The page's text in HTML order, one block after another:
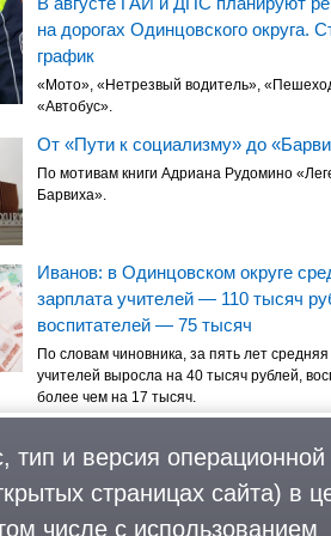
на дорогах Одинцовского округа.
график
«Мото», «Нетрезвый водитель»,
«Автобус».
От «Пути к социализму» до
По мотивам книги Адриана Рудомино
Барвиха».
Иванов: в Одинцовском округе
зарплата учителей — 110 тысяч
воспитателей — 75 тысяч
По словам чиновника, за пять лет
учителей выросла на 40 тысяч рублей,
более чем на 17 тысяч.
Обратная связь
Политика обработки
тип и версия операционной
страницах сайта) в
числе с использованием